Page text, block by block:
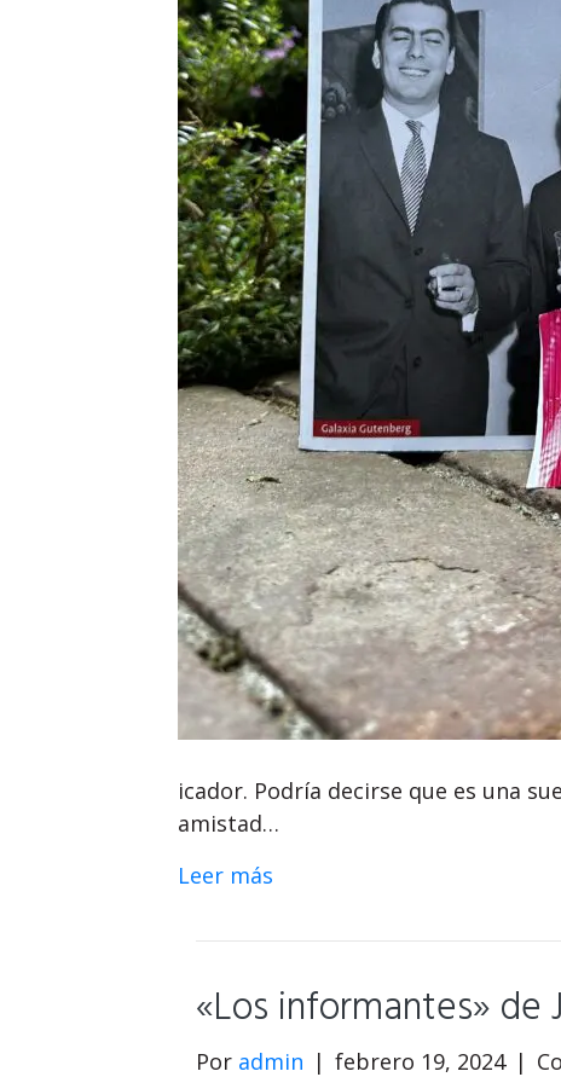
icador. Podría decirse que es una
amistad…
Leer más
«Los informantes» de
Por admin | febrero 19, 2024 |